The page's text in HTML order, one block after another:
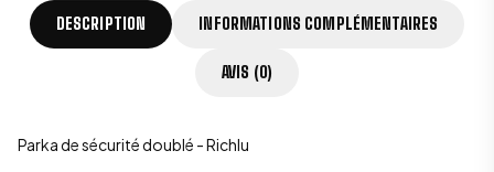
DESCRIPTION INFORMATIONS COMPLÉMENTAIRES
AVIS (0)
Parka de sécurité doublé - Richlu